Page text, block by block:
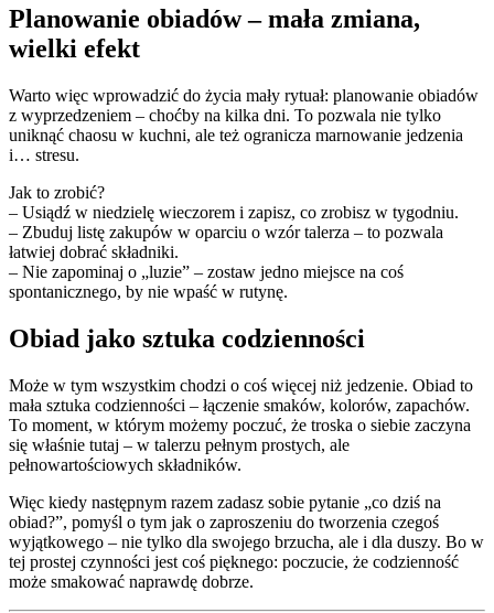
Planowanie obiadów – mała zmiana,
wielki efekt
Warto więc wprowadzić do życia mały rytuał: planowanie obiadów
z wyprzedzeniem – choćby na kilka dni. To pozwala nie tylko
uniknąć chaosu w kuchni, ale też ogranicza marnowanie jedzenia
i… stresu.
Jak to zrobić?
– Usiądź w niedzielę wieczorem i zapisz, co zrobisz w tygodniu.
– Zbuduj listę zakupów w oparciu o wzór talerza – to pozwala
łatwiej dobrać składniki.
– Nie zapominaj o „luzie” – zostaw jedno miejsce na coś
spontanicznego, by nie wpaść w rutynę.
Obiad jako sztuka codzienności
Może w tym wszystkim chodzi o coś więcej niż jedzenie. Obiad to
mała sztuka codzienności – łączenie smaków, kolorów, zapachów.
To moment, w którym możemy poczuć, że troska o siebie zaczyna
się właśnie tutaj – w talerzu pełnym prostych, ale
pełnowartościowych składników.
Więc kiedy następnym razem zadasz sobie pytanie „co dziś na
obiad?”, pomyśl o tym jak o zaproszeniu do tworzenia czegoś
wyjątkowego – nie tylko dla swojego brzucha, ale i dla duszy. Bo w
tej prostej czynności jest coś pięknego: poczucie, że codzienność
może smakować naprawdę dobrze.